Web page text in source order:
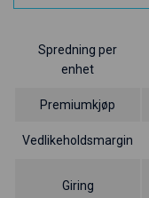
Spredning per
enhet
Premiumkjøp
Vedlikeholdsmargin
Giring